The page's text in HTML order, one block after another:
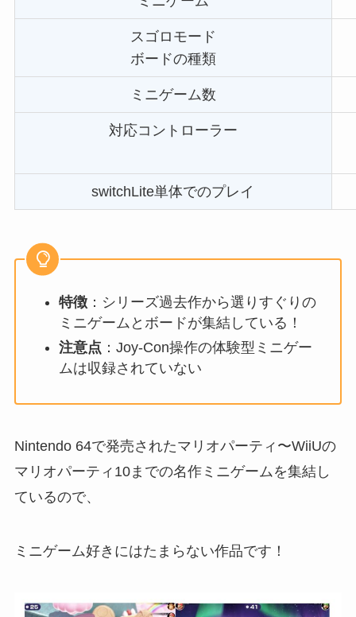
スゴロモード
ボードの種類
ミニゲーム数
対応コントローラー
switchLite単体でのプレイ
特徴：シリーズ過去作から選りすぐりの
ミニゲームとボードが集結している！
注意点 ：Joy-Con操作の体験型ミニゲー
ムは収録されていない
Nintendo 64で発売されたマリオパーティ〜WiiUの
マリオパーティ10までの名作ミニゲームを集結し
ているので、
ミニゲーム好きにはたまらない作品です！